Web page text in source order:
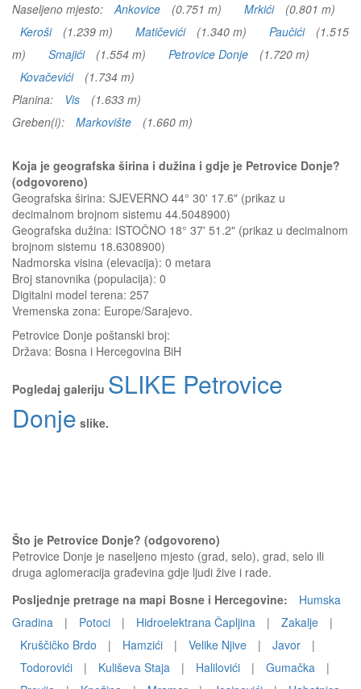
Naseljeno mjesto:
Ankovice (0.751 m) Mrkići
(0.801 m)
Keroši
(1.239 m) Matičevići (1.340 m) Paučići
(1.515
m)
Smajići (1.554 m) Petrovice Donje
(1.720 m)
Kovačevići
(1.734 m)
Planina:
Vis
(1.633 m)
Greben(i):
Markovište (1.660 m)
Koja je geografska širina i dužina i gdje je Petrovice Donje?
(odgovoreno)
Geografska širina: SJEVERNO 44° 30' 17.6" (prikaz u
decimalnom brojnom sistemu 44.5048900)
Geografska dužina: ISTOČNO 18° 37' 51.2" (prikaz u decimalnom
brojnom sistemu 18.6308900)
Nadmorska visina (elevacija): 0 metara
Broj stanovnika (populacija): 0
Digitalni model terena: 257
Vremenska zona: Europe/Sarajevo.
Petrovice Donje poštanski broj:
Država: Bosna i Hercegovina BiH
Pogledaj galeriju SLIKE Petrovice
Donje slike.
Što je Petrovice Donje? (odgovoreno)
Petrovice Donje je naseljeno mjesto (grad, selo), grad, selo ili
druga aglomeracija građevina gdje ljudi žive i rade.
Posljednje pretrage na mapi Bosne i Hercegovine:
Humska
Gradina
| Potoci | Hidroelektrana Čapljina | Zakalje
|
Kruščičko Brdo
| Hamzići | Velike Njive | Javor
|
Todorovići
| Kuliševa Staja | Halilovići | Gumačka
|